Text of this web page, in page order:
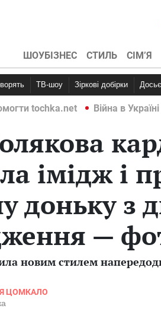
ШОУБІЗНЕС СТИЛЬ СІМ’Я
ТВ-шоу Зіркові добірки Досьє
tochka.net Війна в
імідж і
доньку з
—
новим стилем
ЦОМКАЛО